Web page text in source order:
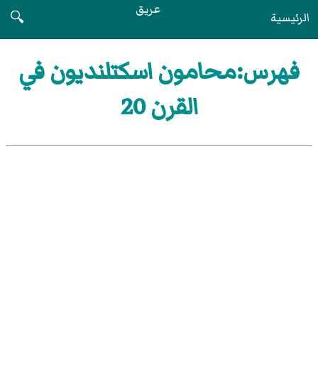
الرئيسية عريق
🔍
فهرس:محامون اسكتلنديون في
القرن 20